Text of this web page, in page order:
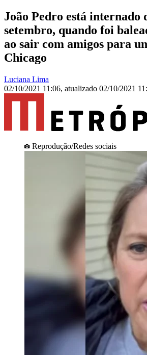
João Pedro está internado
setembro, quando foi
ao sair com amigos para
Chicago
Luciana Lima
02/10/2021 11:06, atualizado 02/10/2021
Reprodução/Redes sociais